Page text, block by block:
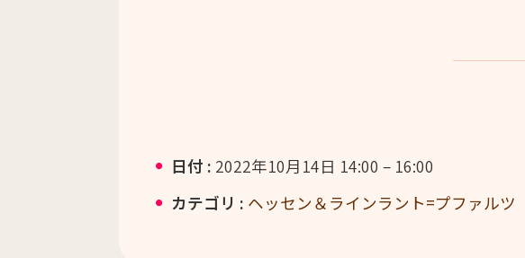
日付 : 2022年10月14日 14:00 – 16:00
カテゴリ : ヘッセン＆ラインラント=プファルツ